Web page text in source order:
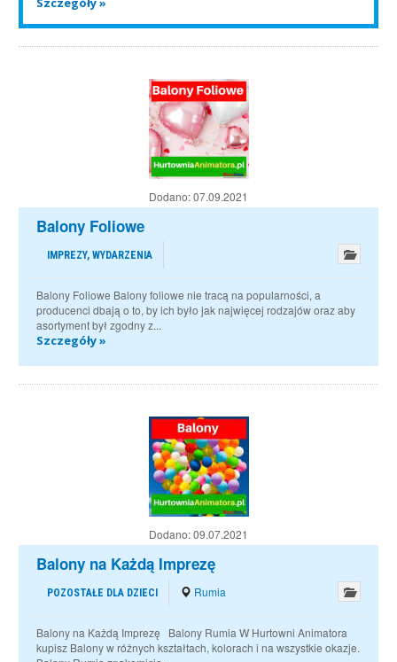
Dodano:07.09.2021
Balony Foliowe
IMPREZY, WYDARZENIA
Balony Foliowe Balony foliowe nie tracą na popularności, a
producenci dbają o to, by ich było jak najwięcej rodzajów oraz aby
asortyment był zgodny z...
Szczegóły »
Dodano:09.07.2021
Balony na Każdą Imprezę
POZOSTAŁE DLA DZIECI Rumia
Balony na Każdą Imprezę Balony Rumia W Hurtowni Animatora
kupisz Balony w różnych kształtach, kolorach i na wszystkie okazje.